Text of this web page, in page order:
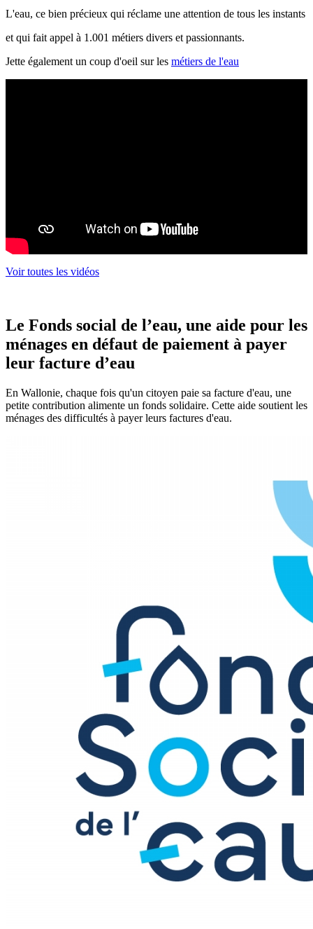
L'eau, ce bien précieux qui réclame une attention de tous les instants
et qui fait appel à 1.001 métiers divers et passionnants.
Jette également un coup d'oeil sur les métiers de l'eau
Voir toutes les vidéos
Le Fonds social de l’eau, une aide pour les
ménages en défaut de paiement à payer
leur facture d’eau
En Wallonie, chaque fois qu'un citoyen paie sa facture d'eau, une
petite contribution alimente un fonds solidaire. Cette aide soutient les
ménages des difficultés à payer leurs factures d'eau.